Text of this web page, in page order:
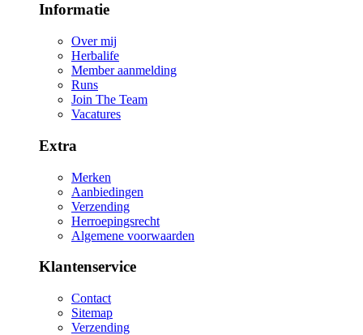
Informatie
Over mij
Herbalife
Member aanmelding
Runs
Join The Team
Vacatures
Extra
Merken
Aanbiedingen
Verzending
Herroepingsrecht
Algemene voorwaarden
Klantenservice
Contact
Sitemap
Verzending